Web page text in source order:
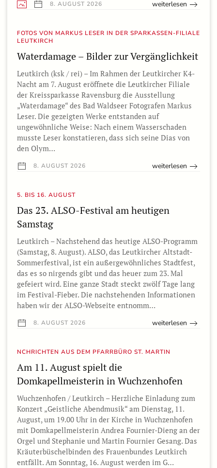
8. AUGUST 2026 weiterlesen
FOTOS VON MARKUS LESER IN DER SPARKASSEN-FILIALE
LEUTKIRCH
Waterdamage – Bilder zur Vergänglichkeit
Leutkirch (ksk / rei) – Im Rahmen der Leutkircher K4-
Nacht am 7. August eröffnete die Leutkircher Filiale
der Kreissparkasse Ravensburg die Ausstellung
„Waterdamage“ des Bad Waldseer Fotografen Markus
Leser. Die gezeigten Werke entstanden auf
ungewöhnliche Weise: Nach einem Wasserschaden
musste Leser konstatieren, dass sich seine Dias von
den Olym…
8. AUGUST 2026 weiterlesen
5. BIS 16. AUGUST
Das 23. ALSO-Festival am heutigen
Samstag
Leutkirch – Nachstehend das heutige ALSO-Programm
(Samstag, 8. August). ALSO, das Leutkircher Altstadt-
Sommerfestival, ist ein außergewöhnliches Stadtfest,
das es so nirgends gibt und das heuer zum 23. Mal
gefeiert wird. Eine ganze Stadt steckt zwölf Tage lang
im Festival-Fieber. Die nachstehenden Informationen
haben wir der ALSO-Webseite entnomm…
8. AUGUST 2026 weiterlesen
NCHRICHTEN AUS DEM PFARRBÜRO ST. MARTIN
Am 11. August spielt die
Domkapellmeisterin in Wuchzenhofen
Wuchzenhofen / Leutkirch – Herzliche Einladung zum
Konzert „Geistliche Abendmusik“ am Dienstag, 11.
August, um 19.00 Uhr in der Kirche in Wuchzenhofen
mit Domkapellmeisterin Andrea Fournier-Dieng an der
Orgel und Stephanie und Martin Fournier Gesang. Das
Kräuterbüschelbinden des Frauenbundes Leutkirch
entfällt. Am Sonntag, 16. August werden im G…